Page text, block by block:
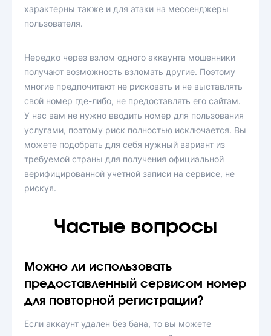
характерны также и для атаки на мессенджеры
пользователя.
Нередко через взлом одного аккаунта мошенники
получают возможность взломать другие. Поэтому
многие предпочитают не рисковать и не выставлять
свой номер где-либо, не предоставлять его сайтам.
У нас вам не нужно вводить номер для пользования
услугами, поэтому риск полностью исключается. Вы
можете подобрать для себя нужный вариант из
требуемой страны для получения официальной
верифицированной учетной записи на сервисе, не
рискуя.
Частые вопросы
Можно ли использовать
предоставленный сервисом номер
для повторной регистрации?
Если аккаунт удален без бана, то вы можете